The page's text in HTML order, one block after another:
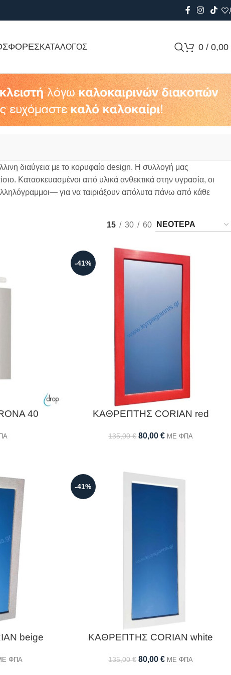
ΚΑΤΑΛΟΓΟΣ 0 / 0,00
διαύγεια με το κορυφαίο design. Η συλλογή μας
Κατασκευασμένοι από υλικά ανθεκτικά στην υγρασία, οι
για να ταιριάξουν απόλυτα πάνω από κάθε
15 30 60
40
-41%
ΚΑΘΡΕΠΤΗΣ CORIAN red
135,00€ 80,00€ ΜΕ ΦΠΑ
beige
ΦΠΑ
-41%
ΚΑΘΡΕΠΤΗΣ CORIAN white
135,00€ 80,00€ ΜΕ ΦΠΑ